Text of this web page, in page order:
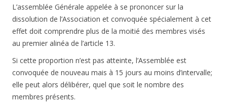
L’assemblée Générale appelée à se prononcer sur la
dissolution de l’Association et convoquée spécialement à cet
effet doit comprendre plus de la moitié des membres visés
au premier alinéa de l’article 13.
Si cette proportion n’est pas atteinte, l’Assemblée est
convoquée de nouveau mais à 15 jours au moins d’intervalle;
elle peut alors délibérer, quel que soit le nombre des
membres présents.